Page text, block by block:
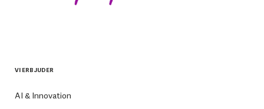
VI ERBJUDER
AI & Innovation